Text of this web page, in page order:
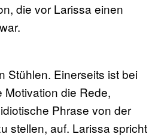
die vor Larissa einen
Stühlen. Einerseits ist bei
die Rede,
Phrase von der
stellen, auf. Larissa spricht